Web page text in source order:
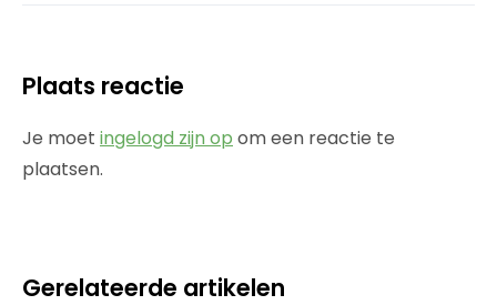
Plaats reactie
Je moet ingelogd zijn op om een reactie te
plaatsen.
Gerelateerde artikelen